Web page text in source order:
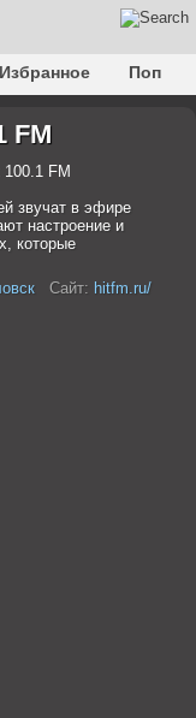
Избранное
Поп
хаус
FM
FM
звучат в эфире
настроение и
которые
Сайт: hitfm.ru/